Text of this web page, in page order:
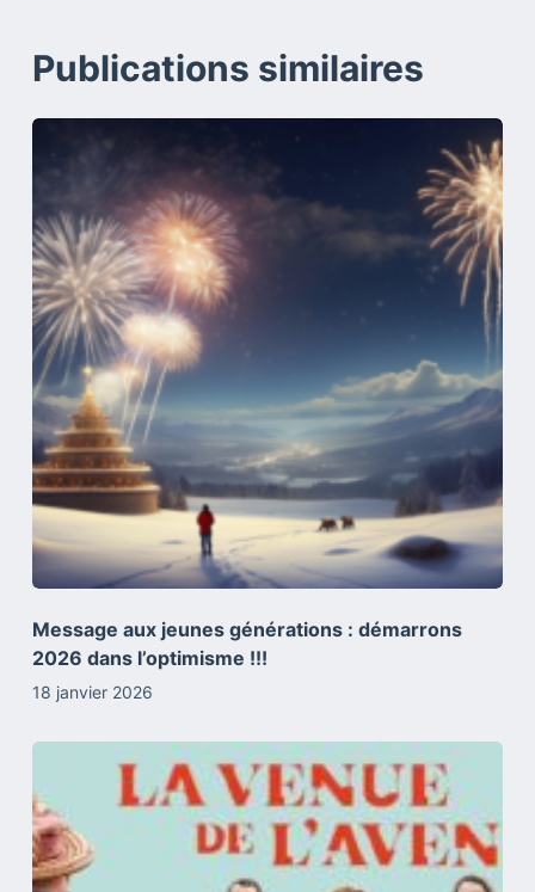
Publications similaires
Message aux jeunes générations : démarrons
2026 dans l’optimisme !!!
18 janvier 2026